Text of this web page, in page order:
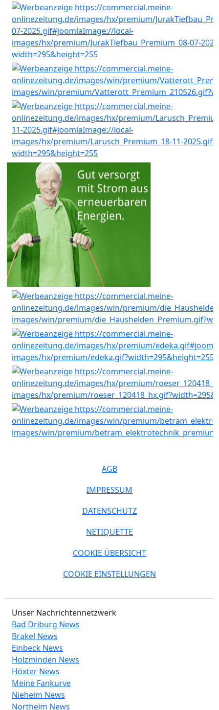
AGB
IMPRESSUM
DATENSCHUTZ
NETIQUETTE
COOKIE ÜBERSICHT
COOKIE EINSTELLUNGEN
Unser Nachrichtennetzwerk
Bad Driburg News
Brakel News
Einbeck News
Holzminden News
Höxter News
Meine Fankurve
Nieheim News
Northeim News